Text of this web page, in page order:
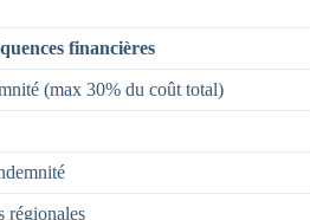
financières
(max 30% du coût total)
régionales